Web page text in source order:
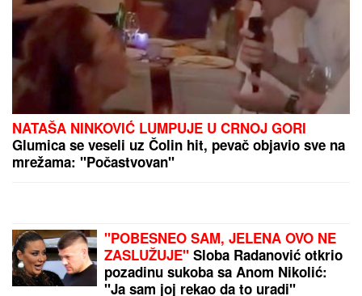
MEDALjA OSTALA SAN: Finkinje prejake za
omladinke Srbije